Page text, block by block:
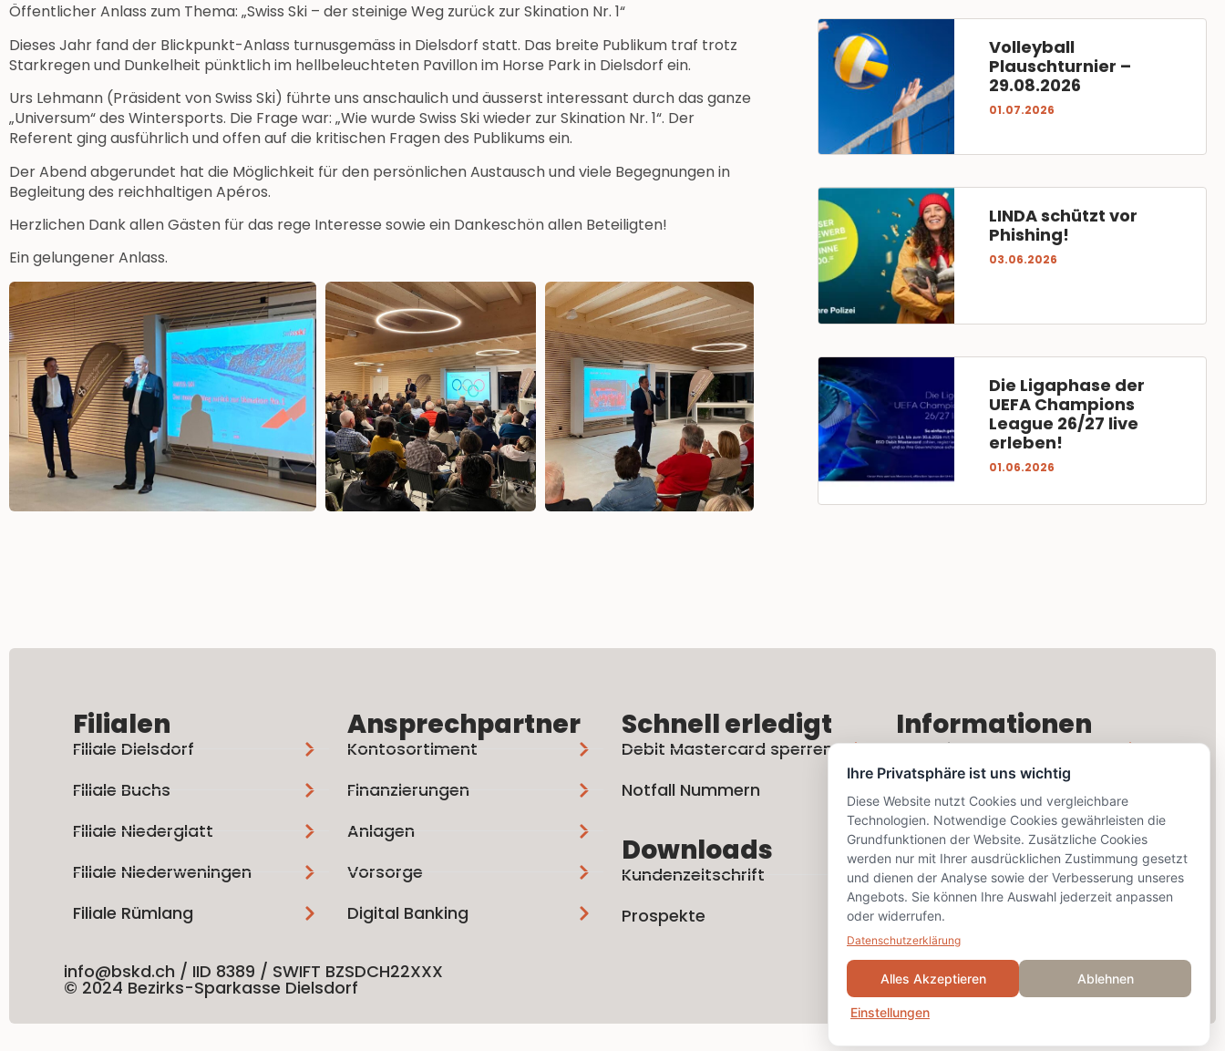
Öffentlicher Anlass zum Thema: „Swiss Ski – der steinige Weg zurück zur Skination Nr. 1“
Dieses Jahr fand der Blickpunkt-Anlass turnusgemäss in Dielsdorf statt. Das breite Publikum traf trotz
Starkregen und Dunkelheit pünktlich im hellbeleuchteten Pavillon im Horse Park in Dielsdorf ein.
Urs Lehmann (Präsident von Swiss Ski) führte uns anschaulich und äusserst interessant durch das ganze
„Universum“ des Wintersports. Die Frage war: „Wie wurde Swiss Ski wieder zur Skination Nr. 1“. Der
Referent ging ausführlich und offen auf die kritischen Fragen des Publikums ein.
Der Abend abgerundet hat die Möglichkeit für den persönlichen Austausch und viele Begegnungen in
Begleitung des reichhaltigen Apéros.
Herzlichen Dank allen Gästen für das rege Interesse sowie ein Dankeschön allen Beteiligten!
Ein gelungener Anlass.
Volleyball
Plauschturnier –
29.08.2026
01.07.2026
LINDA schützt vor
Phishing!
03.06.2026
Die Ligaphase der
UEFA Champions
League 26/27 live
erleben!
01.06.2026
Filialen
Filiale Dielsdorf
Filiale Buchs
Filiale Niederglatt
Filiale Niederweningen
Filiale Rümlang
Ansprechpartner
Kontosortiment
Finanzierungen
Anlagen
Vorsorge
Digital Banking
Schnell erledigt
Debit Mastercard sperren
Notfall Nummern
Downloads
Kundenzeitschrift
Prospekte
Informationen
Rechtliches
Kontaktformular
Social Media
info@bskd.ch / IID 8389 / SWIFT BZSDCH22XXX
© 2024 Bezirks-Sparkasse Dielsdorf
Ihre Privatsphäre ist uns wichtig
Diese Website nutzt Cookies und vergleichbare
Technologien. Notwendige Cookies gewährleisten die
Grundfunktionen der Website. Zusätzliche Cookies
werden nur mit Ihrer ausdrücklichen Zustimmung gesetzt
und dienen der Analyse sowie der Verbesserung unseres
Angebots. Sie können Ihre Auswahl jederzeit anpassen
oder widerrufen.
Datenschutzerklärung
Alles Akzeptieren Ablehnen
Einstellungen